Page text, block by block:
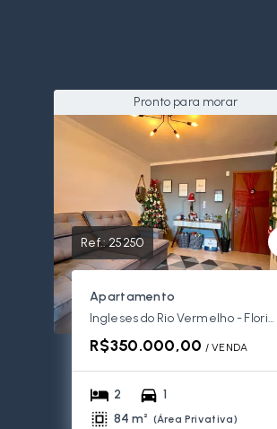
Pronto para morar
Ref.:25250
Apartamento
Ingleses do Rio Vermelho - Florianópolis/SC
R$350.000,00 / VENDA
2
1
84 m² (Área Privativa)